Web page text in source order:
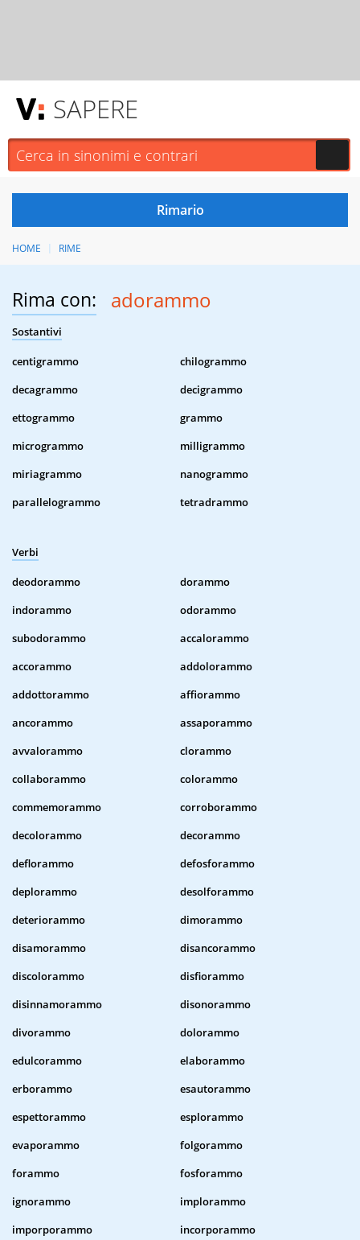
SAPERE
HOME RIME
Rima con: adorammo
Sostantivi
centigrammo
chilogrammo
decagrammo
decigrammo
ettogrammo
grammo
microgrammo
milligrammo
miriagrammo
nanogrammo
parallelogrammo
tetradrammo
Verbi
deodorammo
dorammo
indorammo
odorammo
subodorammo
accalorammo
accorammo
addolorammo
addottorammo
affiorammo
ancorammo
assaporammo
avvalorammo
clorammo
collaborammo
colorammo
commemorammo
corroborammo
decolorammo
decorammo
deflorammo
defosforammo
deplorammo
desolforammo
deteriorammo
dimorammo
disamorammo
disancorammo
discolorammo
disfiorammo
disinnamorammo
disonorammo
divorammo
dolorammo
edulcorammo
elaborammo
erborammo
esautorammo
espettorammo
esplorammo
evaporammo
folgorammo
forammo
fosforammo
ignorammo
implorammo
imporporammo
incorporammo